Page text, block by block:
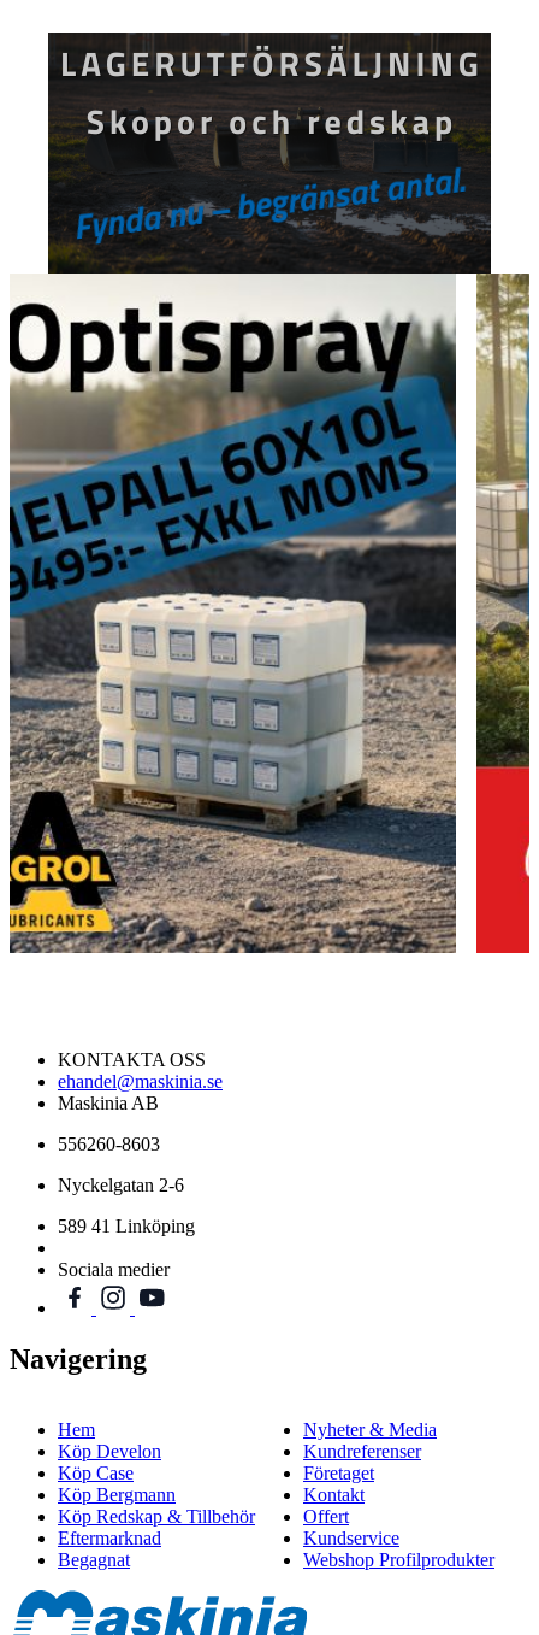
KONTAKTA OSS
ehandel@maskinia.se
Maskinia AB
556260-8603
Nyckelgatan 2-6
589 41 Linköping
Sociala medier
Navigering
Hem
Köp Develon
Köp Case
Köp Bergmann
Köp Redskap & Tillbehör
Eftermarknad
Begagnat
Nyheter & Media
Kundreferenser
Företaget
Kontakt
Offert
Kundservice
Webshop Profilprodukter